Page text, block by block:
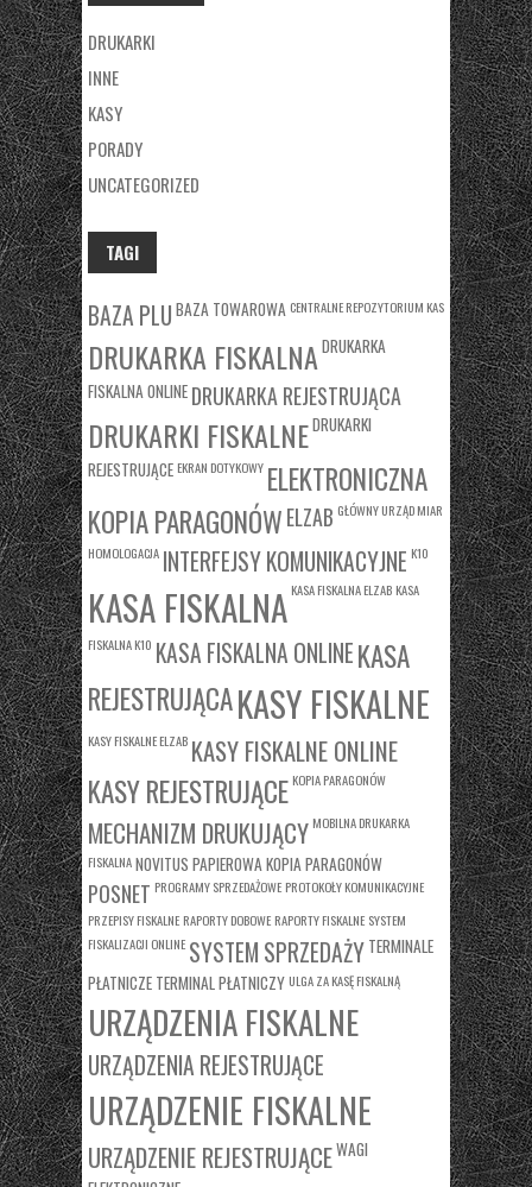
DRUKARKI
INNE
KASY
PORADY
UNCATEGORIZED
TAGI
BAZA PLU BAZA TOWAROWA CENTRALNE REPOZYTORIUM KAS
DRUKARKA FISKALNA DRUKARKA
FISKALNA ONLINE DRUKARKA REJESTRUJĄCA
DRUKARKI FISKALNEDRUKARKI
REJESTRUJĄCE EKRAN DOTYKOWY ELEKTRONICZNA
KOPIA PARAGONÓWELZAB GŁÓWNY URZĄD MIAR
HOMOLOGACJA INTERFEJSY KOMUNIKACYJNE K10
KASA FISKALNA KASA FISKALNA ELZAB KASA
FISKALNA K10 KASA FISKALNA ONLINEKASA
REJESTRUJĄCAKASY FISKALNE
KASY FISKALNE ELZAB KASY FISKALNE ONLINE
KASY REJESTRUJĄCE KOPIA PARAGONÓW
MECHANIZM DRUKUJĄCY MOBILNA DRUKARKA
FISKALNANOVITUS PAPIEROWA KOPIA PARAGONÓW
POSNET PROGRAMY SPRZEDAŻOWE PROTOKOŁY KOMUNIKACYJNE
PRZEPISY FISKALNE RAPORTY DOBOWE RAPORTY FISKALNE SYSTEM
FISKALIZACJI ONLINE SYSTEM SPRZEDAŻY TERMINALE
PŁATNICZE TERMINAL PŁATNICZY ULGA ZA KASĘ FISKALNĄ
URZĄDZENIA FISKALNE
URZĄDZENIA REJESTRUJĄCE
URZĄDZENIE FISKALNE
URZĄDZENIE REJESTRUJĄCEWAGI